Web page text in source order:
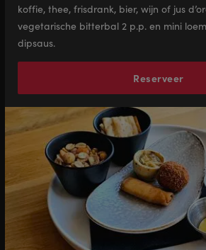
koffie, thee, frisdrank, bier, wijn of jus
vegetarische bitterbal 2 p.p. en mini
dipsaus.
Reserveer